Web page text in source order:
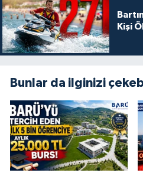
Kişi
Bunlar da ilginizi